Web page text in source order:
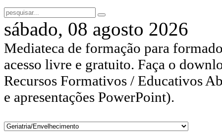
sábado, 08 agosto 2026
Mediateca de formação para
acesso livre e gratuito. Faça o
Recursos Formativos / Educativos
e apresentações PowerPoint).